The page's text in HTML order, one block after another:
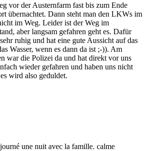
vor der Austernfarm fast bis zum Ende
übernachtet. Dann steht man den LKWs im
im Weg. Leider ist der Weg im
aber langsam gefahren geht es. Dafür
ruhig und hat eine gute Aussicht auf das
Wasser, wenn es dann da ist ;-)). Am
war die Polizei da und hat direkt vor uns
wieder gefahren und haben uns nicht
wird also geduldet.
une nuit avec la famille. calme